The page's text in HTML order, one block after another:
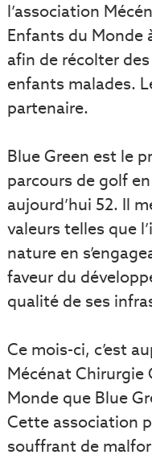
l’association
Enfants du Monde
afin de récolter
enfants malades.
partenaire.
Blue Green est le
parcours de golf
aujourd’hui 52. Il
valeurs telles que
nature en
faveur du
qualité de ses
Ce mois-ci, c’est
Mécénat Chirurgie
Monde que Blue
Cette association
souffrant de